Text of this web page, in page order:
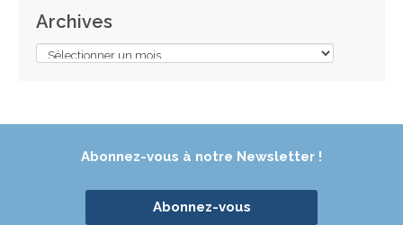
Archives
Abonnez-vous à notre Newsletter !
Abonnez-vous